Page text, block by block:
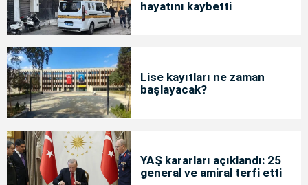
hayatını kaybetti
Lise kayıtları ne zaman
başlayacak?
YAŞ kararları açıklandı: 25
general ve amiral terfi etti